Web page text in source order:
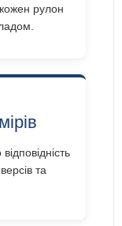
рулон
та